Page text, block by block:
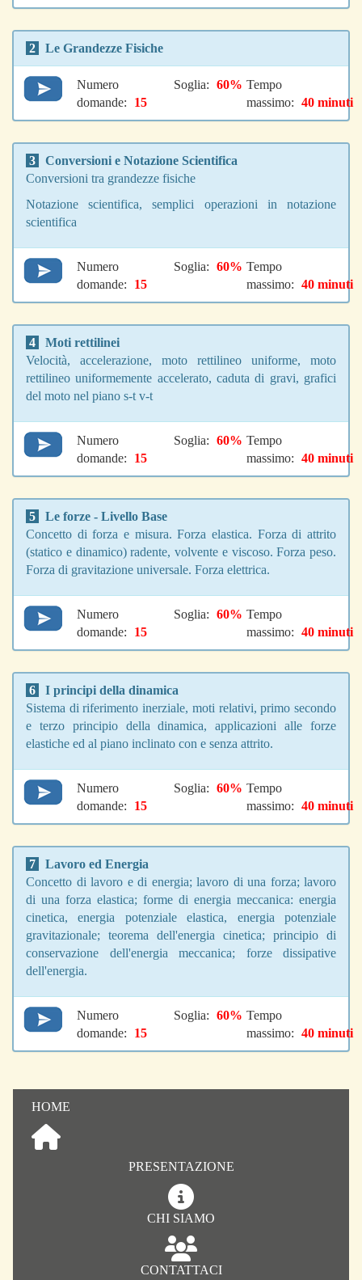
2 Le Grandezze Fisiche
Numero
domande:
15
Soglia: 60% Tempo
massimo: 40 minuti
3
Conversioni e Notazione Scientifica
Conversioni tra grandezze fisiche
Notazione scientifica, semplici operazioni in notazione
scientifica
Numero
domande:
15
Soglia: 60% Tempo
massimo: 40 minuti
4
Moti rettilinei
Velocità, accelerazione, moto rettilineo uniforme, moto
rettilineo uniformemente accelerato, caduta di gravi, grafici
del moto nel piano s-t v-t
Numero
domande:
15
Soglia: 60% Tempo
massimo: 40 minuti
5
Le forze - Livello Base
Concetto di forza e misura. Forza elastica. Forza di attrito
(statico e dinamico) radente, volvente e viscoso. Forza peso.
Forza di gravitazione universale. Forza elettrica.
Numero
domande:
15
Soglia: 60% Tempo
massimo: 40 minuti
6
I principi della dinamica
Sistema di riferimento inerziale, moti relativi, primo secondo
e terzo principio della dinamica, applicazioni alle forze
elastiche ed al piano inclinato con e senza attrito.
Numero
domande:
15
Soglia: 60% Tempo
massimo: 40 minuti
7
Lavoro ed Energia
Concetto di lavoro e di energia; lavoro di una forza; lavoro
di una forza elastica; forme di energia meccanica: energia
cinetica, energia potenziale elastica, energia potenziale
gravitazionale; teorema dell'energia cinetica; principio di
conservazione dell'energia meccanica; forze dissipative
dell'energia.
Numero
domande:
15
Soglia: 60% Tempo
massimo: 40 minuti
HOME
PRESENTAZIONE
CHI SIAMO
CONTATTACI